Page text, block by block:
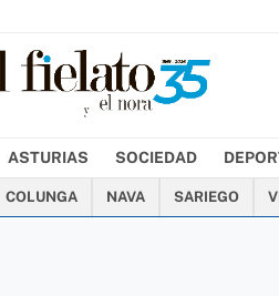
ASTURIAS SOCIEDAD
COLUNGA NAVA SARIEGO